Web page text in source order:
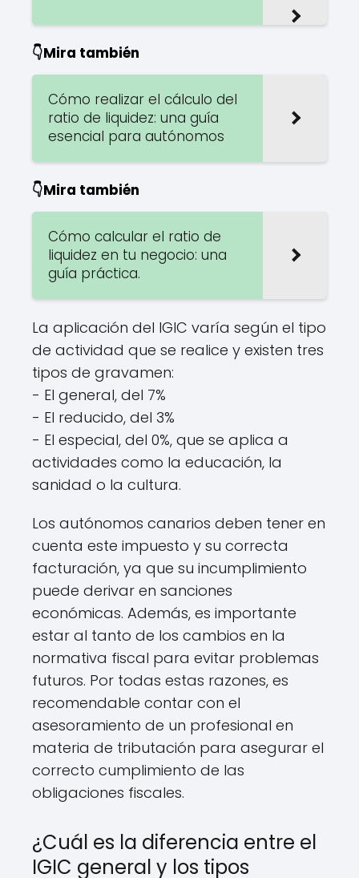
👇Mira también
Cómo realizar el cálculo del
ratio de liquidez: una guía
esencial para autónomos
👇Mira también
Cómo calcular el ratio de
liquidez en tu negocio: una
guía práctica.
La aplicación del IGIC varía según el tipo
de actividad que se realice y existen tres
tipos de gravamen:
- El general, del 7%
- El reducido, del 3%
- El especial, del 0%, que se aplica a
actividades como la educación, la
sanidad o la cultura.
Los autónomos canarios deben tener en
cuenta este impuesto y su correcta
facturación, ya que su incumplimiento
puede derivar en sanciones
económicas. Además, es importante
estar al tanto de los cambios en la
normativa fiscal para evitar problemas
futuros. Por todas estas razones, es
recomendable contar con el
asesoramiento de un profesional en
materia de tributación para asegurar el
correcto cumplimiento de las
obligaciones fiscales.
¿Cuál es la diferencia entre el
IGIC general y los tipos